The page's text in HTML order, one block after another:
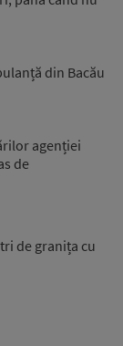
din Bacău
agenției
de
de granița cu